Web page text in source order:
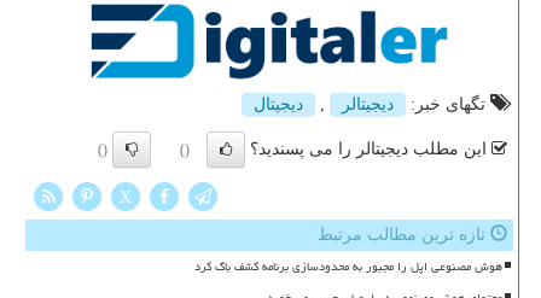
تگهای خبر: دیجیتالر دیجیتال
این مطلب دیجیتالر را می پسندید؟ ()
()
X
تازه ترین مطالب مرتبط
هوش مصنوعی اپل را مجبور به محدودسازی برنامه کشف باگ کرد